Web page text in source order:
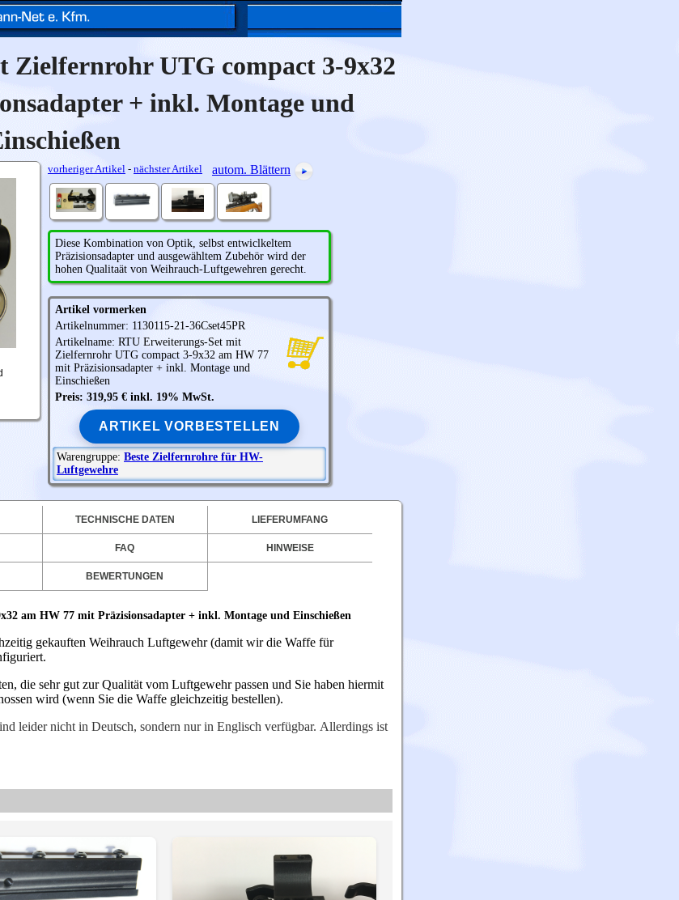
Zielfernrohr UTG compact 3-9x32
+ inkl. Montage und
vorheriger Artikel - nächster Artikel autom. Blättern
Diese Kombination von Optik, selbst entwiclkeltem
Präzisionsadapter und ausgewähltem Zubehör wird der
hohen Qualitaät von Weihrauch-Luftgewehren gerecht.
Artikel vormerken
Artikelnummer: 1130115-21-36Cset45PR
Artikelname: RTU Erweiterungs-Set mit
Zielfernrohr UTG compact 3-9x32 am HW 77
mit Präzisionsadapter + inkl. Montage und
Einschießen
Preis: 319,95 € inkl. 19% MwSt.
ARTIKEL VORBESTELLEN
Warengruppe: Beste Zielfernrohre für HW-
Luftgewehre
TECHNISCHE DATEN LIEFERUMFANG
FAQ HINWEISE
BEWERTUNGEN
am HW 77 mit Präzisionsadapter + inkl. Montage und Einschießen
gekauften Weihrauch Luftgewehr (damit wir die Waffe für
die sehr gut zur Qualität vom Luftgewehr passen und Sie haben hiermit
wird (wenn Sie die Waffe gleichzeitig bestellen).
leider nicht in Deutsch, sondern nur in Englisch verfügbar. Allerdings ist